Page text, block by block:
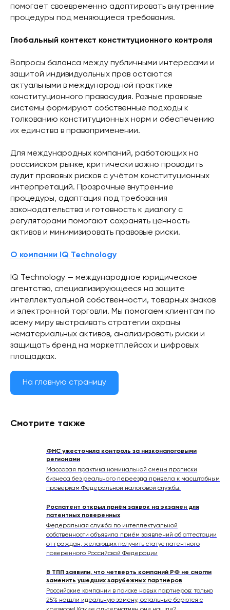
помогает своевременно адаптировать внутренние
процедуры под меняющиеся требования.
Глобальный контекст конституционного контроля
Вопросы баланса между публичными интересами и
защитой индивидуальных прав остаются
актуальными в международной практике
конституционного правосудия. Разные правовые
системы формируют собственные подходы к
толкованию конституционных норм и обеспечению
их единства в правоприменении.
Для международных компаний, работающих на
российском рынке, критически важно проводить
аудит правовых рисков с учётом конституционных
интерпретаций. Прозрачные внутренние
процедуры, адаптация под требования
законодательства и готовность к диалогу с
регуляторами помогают сохранять ценность
активов и минимизировать правовые риски.
О компании IQ Technology
IQ Technology — международное юридическое
агентство, специализирующееся на защите
интеллектуальной собственности, товарных знаков
и электронной торговли. Мы помогаем клиентам по
всему миру выстраивать стратегии охраны
нематериальных активов, анализировать риски и
защищать бренд на маркетплейсах и цифровых
площадках.
На главную страницу
Смотрите также
ФНС ужесточила контроль за низконалоговыми
регионами
Массовая практика номинальной смены прописки
бизнеса без реального переезда привела к масштабным
проверкам Федеральной налоговой службы.
Роспатент открыл приём заявок на экзамен для
патентных поверенных
Федеральная служба по интеллектуальной
собственности объявила приём заявлений об аттестации
от граждан, желающих получить статус патентного
поверенного Российской Федерации
В ТПП заявили, что четверть компаний РФ не смогли
заменить ушедших зарубежных партнеров
Российские компании в поиске новых партнеров: только
25% нашли идеальную замену, остальные борются с